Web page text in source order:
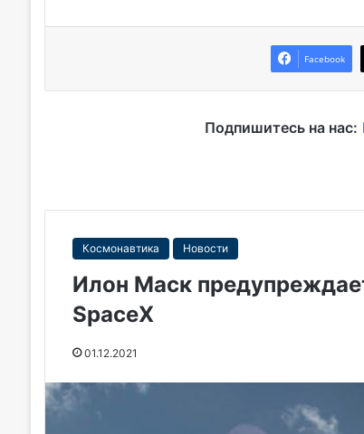
Facebook
Подпишитесь на нас: